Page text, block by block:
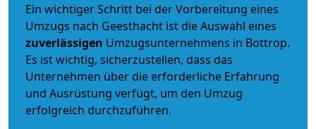
Ein wichtiger Schritt bei der Vorbereitung eines
Umzugs nach Geesthacht ist die Auswahl eines
zuverlässigen Umzugsunternehmens in Bottrop.
Es ist wichtig, sicherzustellen, dass das
Unternehmen über die erforderliche Erfahrung
und Ausrüstung verfügt, um den Umzug
erfolgreich durchzuführen.